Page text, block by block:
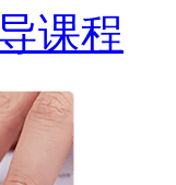
课程